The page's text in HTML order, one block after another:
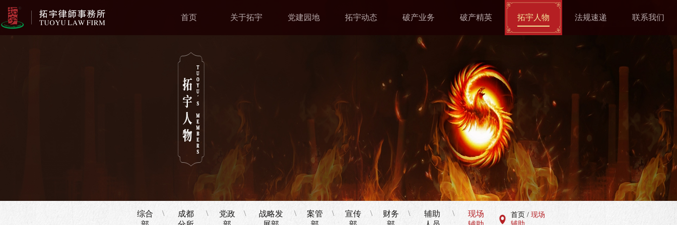
首页 关于拓宇
关于拓宇
拓宇环境
党建园地
党建园地 拓宇动态
拓宇动态 破产业务
破产业务
破产业务
拓破案例
破产实务研
究中心
破产新闻
破产精英
破产精英
拓宇管委会
破产实务研
究中心
破产一部
破产二部
破产三部
破产四部
破产五部
现场管理组
拓宇人物
拓宇人物
战略发展部
宣传部
财务部
辅助人员
现场辅助
法规速递
法规速递
法规速递
联系我们
联系我们
综合
\
成都
\
党政
\
战略发
\
案管
\
宣传
\
财务
\
辅助
\
现场
首页 / 现场